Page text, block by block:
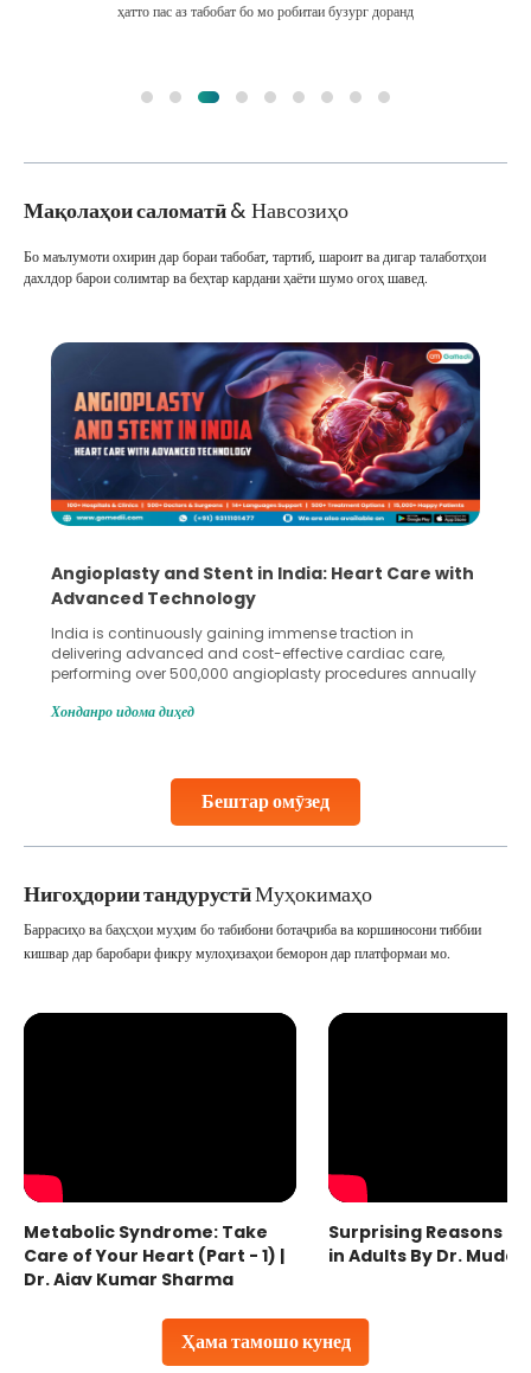
ҳатто пас аз табобат бо мо робитаи бузург доранд
Мақолаҳои саломатӣ& Навсозиҳо
Бештар омӯзед
Бо маълумоти охирин дар бораи табобат, тартиб, шароит ва дигар талаботҳои
дахлдор барои солимтар ва беҳтар кардани ҳаёти шумо огоҳ шавед.
5 Essential Steps for Effective Human Sperm
Collection and Processing Methods
Human sperm collection and processing are critical steps
in advanced reproductive techniques like In Vitro
Fertilization (IVF) and intrauterine insemination (IUI). These
challenges and help couples achieve their dream of
collected, they process the
Хонданро идома диҳед
Нигоҳдории тандурустӣМуҳокимаҳо
Ҳама тамошо кунед
Баррасиҳо ва баҳсҳои муҳим бо табибони ботаҷриба ва коршиносони тиббии
кишвар дар баробари фикру мулоҳизаҳои беморон дар платформаи мо.
Metabolic Syndrome: Take
Care of Your Heart (Part - 1) |
Dr. Ajay Kumar Sharma
Surprising Reasons
in Adults By Dr.